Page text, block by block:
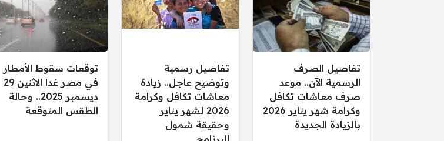
تفاصيل الصرف
الرسمية الآن.. موعد
صرف معاشات تكافل
وكرامة شهر يناير 2026
بالزيادة الجديدة
تفاصيل رسمية
وتوضيح عاجل.. زيادة
معاشات تكافل وكرامة
2026 لشهر يناير
وحقيقة شمول
البرنامج
توقعات سقوط الأمطار
في مصر غدا الاثنين 29
ديسمبر 2025.. وحالة
الطقس المتوقعة